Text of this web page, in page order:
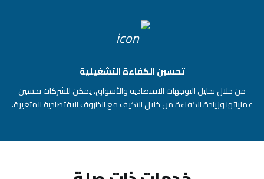
تحسين الكفاءة التشغيلية
من خلال تحليل التوجهات الاقتصادية والأسواق، يمكن للشركات تحسين
عملياتها وزيادة الكفاءة من خلال التكيف مع الظروف الاقتصادية المتغيرة.